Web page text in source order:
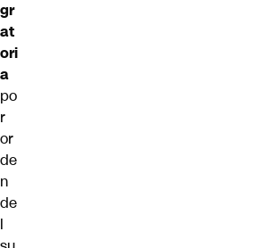
gr
at
ori
a
po
r
or
de
n
de
l